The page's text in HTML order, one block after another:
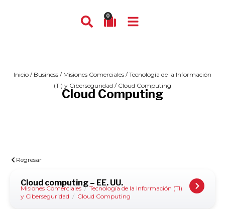
0
Inicio / Business / Misiones Comerciales /Tecnología de la Información
(TI) y Ciberseguridad / Cloud Computing
Cloud Computing
Regresar
Cloud computing – EE. UU.
Misiones Comerciales / Tecnología de la Información (TI)
y Ciberseguridad / Cloud Computing